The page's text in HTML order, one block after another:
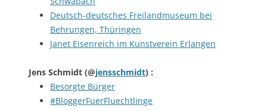
Deutsch-deutsches Freilandmuseum bei
Behrungen, Thüringen
Janet Eisenreich im Kunstverein Erlangen
Jens Schmidt (@jensschmidt) :
Besorgte Bürger
#BloggerFuerFluechtlinge